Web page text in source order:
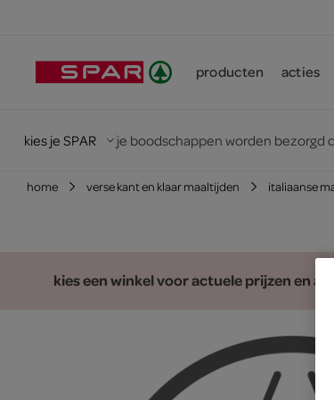
producten acties
kies je SPAR je boodschappen worden bezorgd
home verse kant en klaar maaltijden italiaanse
kies een winkel voor actuele prijzen en